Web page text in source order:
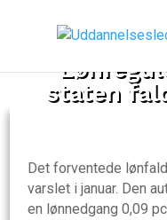
staten
Det forventede
varslet i januar. Den
en lønnedgang 0,09